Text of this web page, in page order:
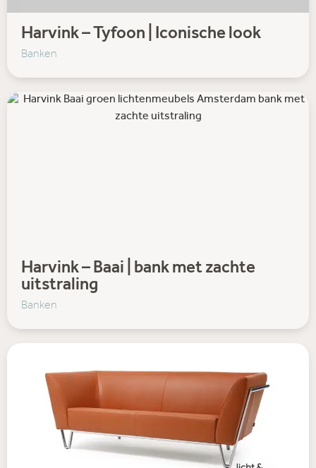
Harvink – Tyfoon | Iconische look
Banken
Harvink – Baai | bank met zachte
uitstraling
Banken